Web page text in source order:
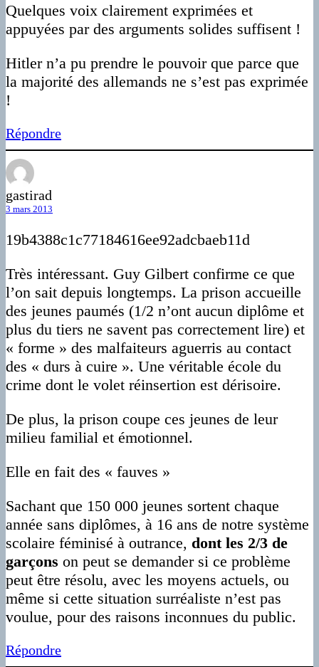
Quelques voix clairement exprimées et
appuyées par des arguments solides suffisent !
Hitler n’a pu prendre le pouvoir que parce que
la majorité des allemands ne s’est pas exprimée
!
Répondre
gastirad
3 mars 2013
19b4388c1c77184616ee92adcbaeb11d
Très intéressant. Guy Gilbert confirme ce que
l’on sait depuis longtemps. La prison accueille
des jeunes paumés (1/2 n’ont aucun diplôme et
plus du tiers ne savent pas correctement lire) et
« forme » des malfaiteurs aguerris au contact
des « durs à cuire ». Une véritable école du
crime dont le volet réinsertion est dérisoire.
De plus, la prison coupe ces jeunes de leur
milieu familial et émotionnel.
Elle en fait des « fauves »
Sachant que 150 000 jeunes sortent chaque
année sans diplômes, à 16 ans de notre système
scolaire féminisé à outrance, dont les 2/3 de
garçons on peut se demander si ce problème
peut être résolu, avec les moyens actuels, ou
même si cette situation surréaliste n’est pas
voulue, pour des raisons inconnues du public.
Répondre